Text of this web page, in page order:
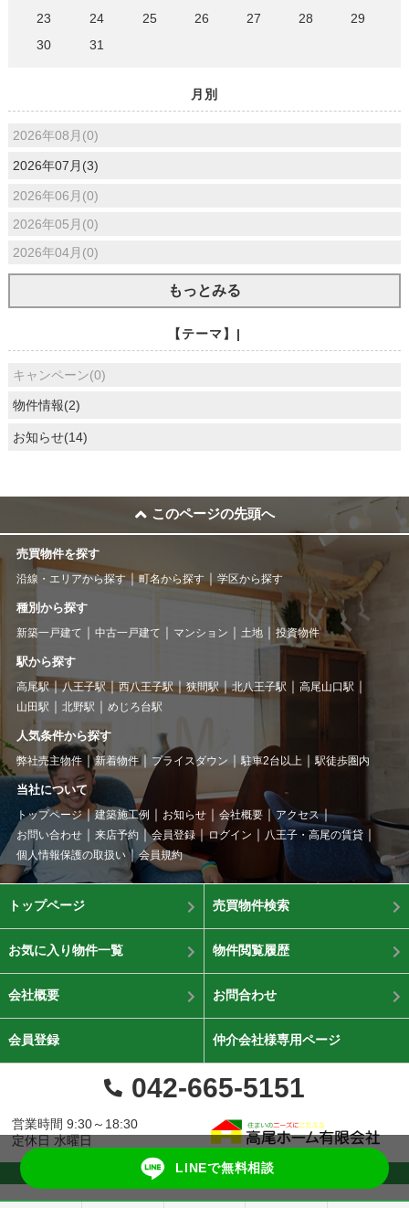
23
24 25 26 27 28
29
30
31
月別
2026年08月(0)
2026年07月(3)
2026年06月(0)
2026年05月(0)
2026年04月(0)
もっとみる
【テーマ】|
キャンペーン(0)
物件情報(2)
お知らせ(14)
このページの先頭へ
売買物件を探す
沿線・エリアから探す 町名から探す 学区から探す
種別から探す
新築一戸建て 中古一戸建て マンション 土地 投資物件
駅から探す
高尾駅 八王子駅 西八王子駅 狭間駅 北八王子駅
高尾山口駅
山田駅
北野駅 めじろ台駅
人気条件から探す
弊社売主物件 新着物件 プライスダウン 駐車2台以上 駅徒歩圏内
当社について
トップページ 建築施工例 お知らせ 会社概要
アクセス
お問い合わせ
来店予約 会員登録 ログイン
八王子・高尾の賃貸
個人情報保護の取扱い
会員規約
トップページ 売買物件検索
お気に入り物件一覧 物件閲覧履歴
会社概要 お問合わせ
会員登録 仲介会社様専用ページ
042-665-5151
営業時間 9:30～18:30
定休日 水曜日
©高尾ホーム有限会社
LINEで無料相談